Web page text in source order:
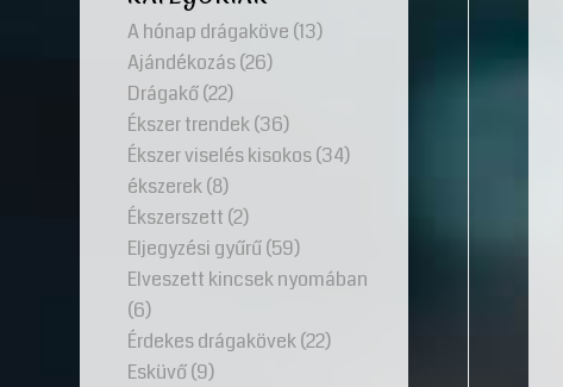
A hónap drágaköve (13)
Ajándékozás(26)
Drágakő(22)
Ékszer trendek(36)
Ékszer viselés kisokos(34)
ékszerek(8)
Ékszerszett (2)
Eljegyzési gyűrű(59)
Elveszett kincsek nyomában
(6)
Érdekes drágakövek(22)
Esküvő(9)